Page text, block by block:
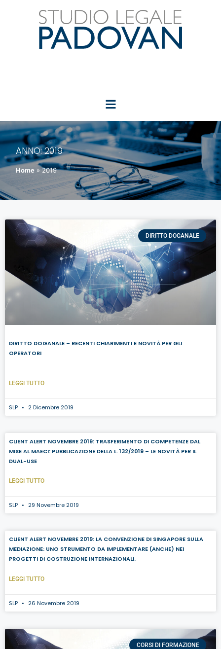
ANNO:2019
Home » 2019
DIRITTO DOGANALE
DIRITTO DOGANALE – RECENTI CHIARIMENTI E NOVITÀ PER GLI
OPERATORI
LEGGI TUTTO
SLP 2 Dicembre 2019
CLIENT ALERT NOVEMBRE 2019: TRASFERIMENTO DI COMPETENZE DAL
MISE AL MAECI: PUBBLICAZIONE DELLA L. 132/2019 – LE NOVITÀ PER IL
DUAL-USE
LEGGI TUTTO
SLP 29 Novembre 2019
CLIENT ALERT NOVEMBRE 2019: LA CONVENZIONE DI SINGAPORE SULLA
MEDIAZIONE: UNO STRUMENTO DA IMPLEMENTARE (ANCHE) NEI
PROGETTI DI COSTRUZIONE INTERNAZIONALI.
LEGGI TUTTO
SLP 26 Novembre 2019
CORSI DI FORMAZIONE